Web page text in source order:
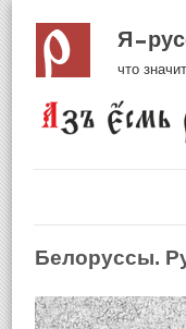
Я
что
Белоруссы.